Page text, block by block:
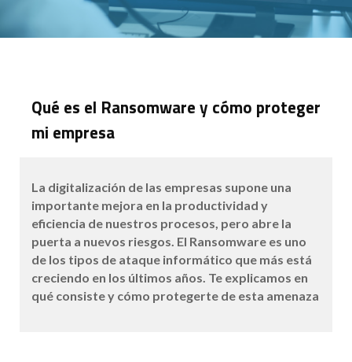
Qué es el Ransomware y cómo proteger
mi empresa
La digitalización de las empresas supone una
importante mejora en la productividad y
eficiencia de nuestros procesos, pero abre la
puerta a nuevos riesgos. El Ransomware es uno
de los tipos de ataque informático que más está
creciendo en los últimos años. Te explicamos en
qué consiste y cómo protegerte de esta amenaza